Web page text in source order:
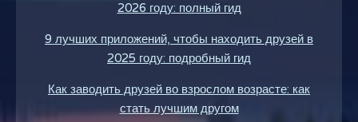
2026 году: полный гид
9 лучших приложений, чтобы находить друзей в
2025 году: подробный гид
Как заводить друзей во взрослом возрасте: как
стать лучшим другом